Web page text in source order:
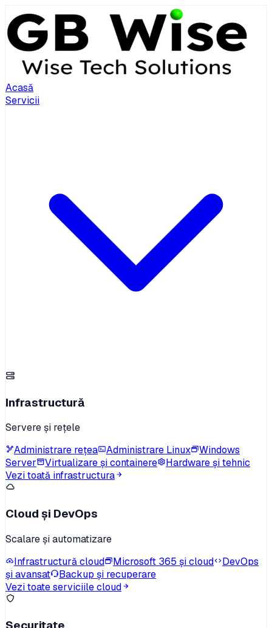
Acasă
Servicii
Infrastructură
Servere și rețele
Administrare rețea
Administrare Linux
Windows
Server
Virtualizare și containere
Hardware și tehnic
Vezi toată infrastructura
Cloud și DevOps
Scalare și automatizare
Infrastructură cloud
Microsoft 365 și cloud
DevOps
și avansat
Backup și recuperare
Vezi toate serviciile cloud